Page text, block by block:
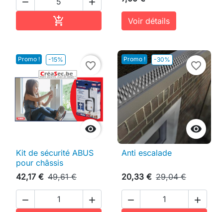
 
 Ajouter au panierVoir détails
Promo ! -15%

favorite_border
Kit de sécurité ABUS
pour châssis
42,17 € 49,61 €
 
Promo ! -30%

favorite_border
Anti escalade
20,33 € 29,04 €
 